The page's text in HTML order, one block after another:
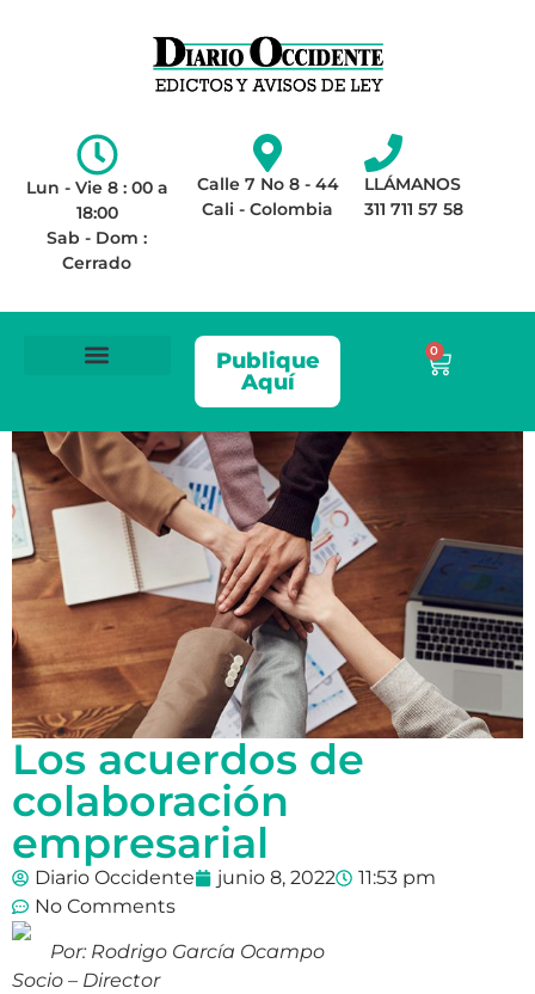
Lun - Vie 8 : 00 a
18:00
Sab - Dom :
Cerrado
Calle 7 No 8 - 44
Cali - Colombia
LLÁMANOS
311 711 57 58
Publique
Aquí
0
Los acuerdos de
colaboración
empresarial
Diario Occidente junio 8, 2022
11:53 pm
No Comments
Por: Rodrigo García Ocampo
Socio – Director